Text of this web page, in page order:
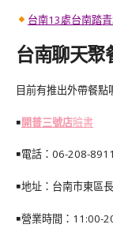
台南13處台南踏
台南聊天聚
目前有推出外帶餐點
￭開普三號店臉書
￭電話： 06-208-8911
￭地址： 台南市東區
￭營業時間：11:00-